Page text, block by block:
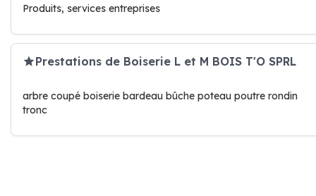
Produits, services entreprises
Prestations de Boiserie L et M BOIS T'O SPRL
arbre coupé boiserie bardeau bûche poteau poutre rondin
tronc